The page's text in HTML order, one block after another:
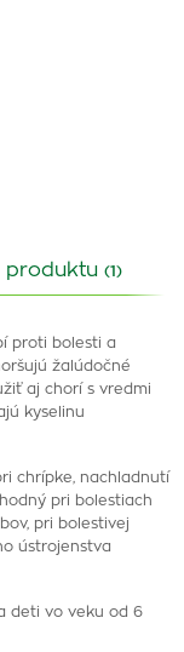
produktu (1)
proti bolesti a
žalúdočné
aj chorí s vredmi
kyselinu
chrípke, nachladnutí
pri bolestiach
pri bolestivej
ústrojenstva
deti vo veku od 6